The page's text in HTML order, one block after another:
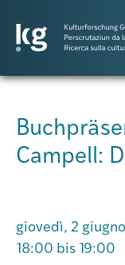
Progetti
Campell:
giovedì, 2
18:00 bis 19:00